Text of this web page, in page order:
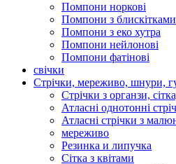
Помпони норкові
Помпони з блискітками
Помпони з еко хутра
Помпони нейлонові
Помпони фатінові
свічки
Стрічки, мереживо, шнури,
Стрічки з органзи,
Атласні однотонні
Атласні стрічки з
мереживо
Резинка и липучка
Сітка з квітами